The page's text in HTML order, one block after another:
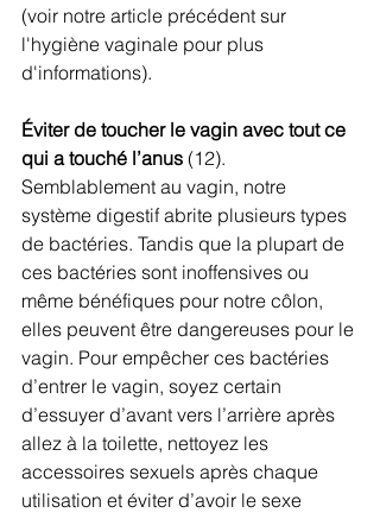
(voir notre article précédent sur
l'hygiène vaginale pour plus
d'informations).
Éviter de toucher le vagin avec tout ce
qui a touché l’anus (12).
Semblablement au vagin, notre
système digestif abrite plusieurs types
de bactéries. Tandis que la plupart de
ces bactéries sont inoffensives ou
même bénéfiques pour notre côlon,
elles peuvent être dangereuses pour le
vagin. Pour empêcher ces bactéries
d’entrer le vagin, soyez certain
d’essuyer d’avant vers l’arrière après
allez à la toilette, nettoyez les
accessoires sexuels après chaque
utilisation et éviter d’avoir le sexe